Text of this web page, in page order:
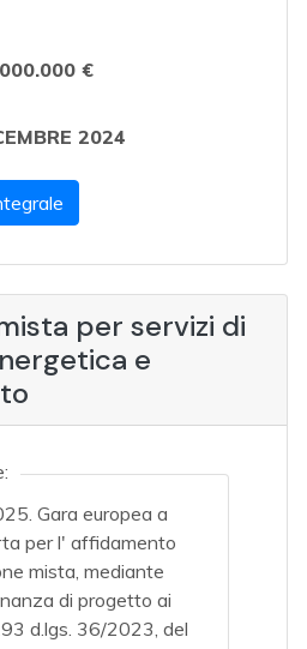
€
2024
per servizi di
e
Gara europea a
per l' affidamento
mista, mediante
di progetto ai
d.lgs. 36/2023, del